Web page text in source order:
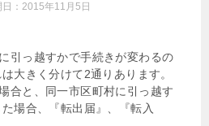
： 2015年11月5日
引っ越すかで手続きが変わるの
大きく分けて2通りあります。
合と、同一市区町村に引っ越す
場合、『転出届』、『転入